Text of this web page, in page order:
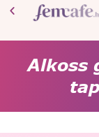
Alkoss